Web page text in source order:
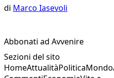
di Marco Iasevoli
Abbonati ad Avvenire
Sezioni del sito
HomeAttualitàPoliticaMondo